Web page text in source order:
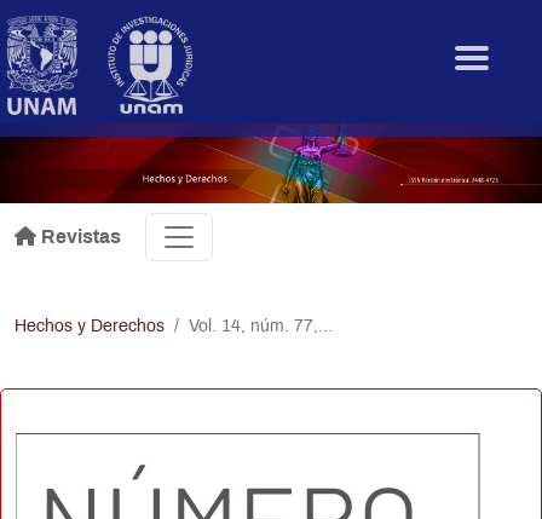
.
Revistas
Hechos y Derechos Vol. 14, núm. 77,...